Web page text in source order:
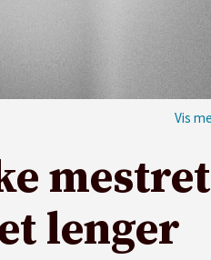
mestret
lenger